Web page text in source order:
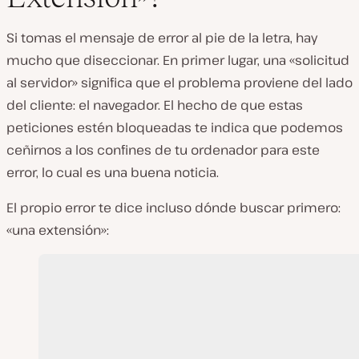
v
d
o
Si tomas el mensaje de error al pie de la letra, hay
mucho que diseccionar. En primer lugar, una «solicitud
al servidor» significa que el problema proviene del lado
del cliente: el navegador. El hecho de que estas
peticiones estén bloqueadas te indica que podemos
ceñirnos a los confines de tu ordenador para este
error, lo cual es una buena noticia.
El propio error te dice incluso dónde buscar primero:
«una extensión»: